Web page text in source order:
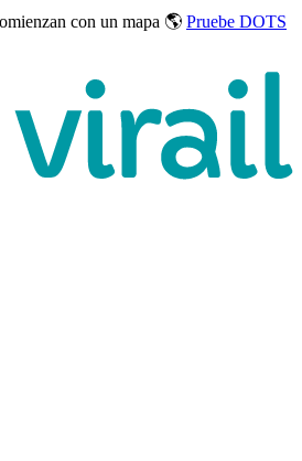
con un mapa 🌎 Pruebe DOTS